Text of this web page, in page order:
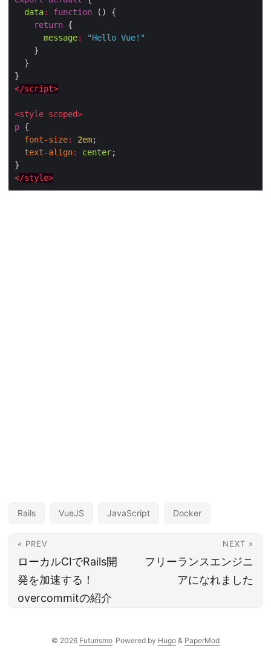
data: function ( ) {
return {
message:
"Hello Vue!"
    }
  }
</script>
<style scoped>
p {
font-size: 2em;
text-align: center;
</style>
Rails VueJS JavaScript Docker
« PREV
ローカルCIでRails開
発を加速する！
overcommitの紹介
NEXT »
フリーランスエンジニ
アになれました
© 2026 Futurismo Powered by Hugo & PaperMod